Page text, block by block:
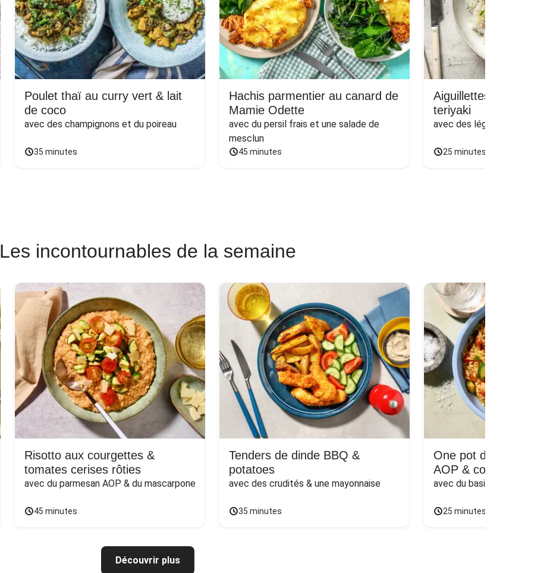
Poulet thaï au curry vert & lait
de coco
avec des champignons et du poireau
35 minutes
Hachis parmentier au canard de
Mamie Odette
avec du persil frais et une salade de
mesclun
45 minutes
Aiguillettes de poulet
teriyaki
avec des légumes poêlés
25 minutes
Les incontournables de la semaine
Risotto aux courgettes &
tomates cerises rôties
avec du parmesan AOP & du mascarpone
45 minutes
Tenders de dinde BBQ &
potatoes
avec des crudités & une mayonnaise
35 minutes
One pot d'orzo :
AOP & courgette
avec du basilic & des
25 minutes
Découvrir plus